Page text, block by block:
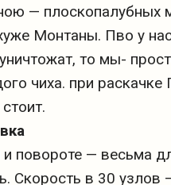
— плоскопалубных
Монтаны. Пво у
то мы-
чиха. при
повороте — весьма
Скорость в 30